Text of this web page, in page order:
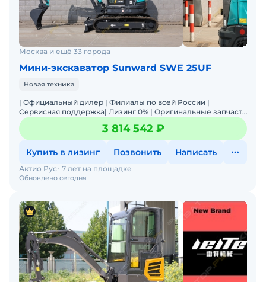
Москва и ещё 33 города
Мини-экскаватор Sunward SWE 25UF
Новая техника
| Официальный дилер | Филиалы по всей России |
Сервисная поддержка| Лизинг 0% | Оригинальные запчасти
в наличии | Техника под любые задачи | Цена/Качество |
Акц
3 814 542 ₽
Купить в лизинг Позвонить Написать
Обновлено сегодня
Актио Рус 7 лет на площадке